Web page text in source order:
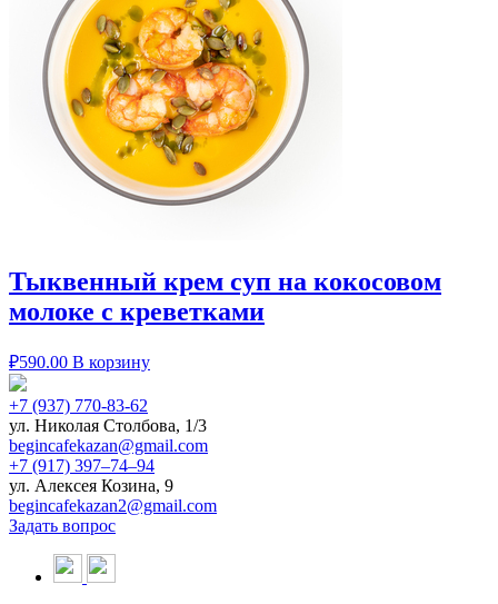
Тыквенный крем суп на кокосовом
молоке с креветками
₽590.00 В корзину
+7 (937) 770-83-62
ул. Николая Столбова, 1/3
begincafekazan@gmail.com
+7 (917) 397‒74‒94
ул. Алексея Козина, 9
begincafekazan2@gmail.com
Задать вопрос